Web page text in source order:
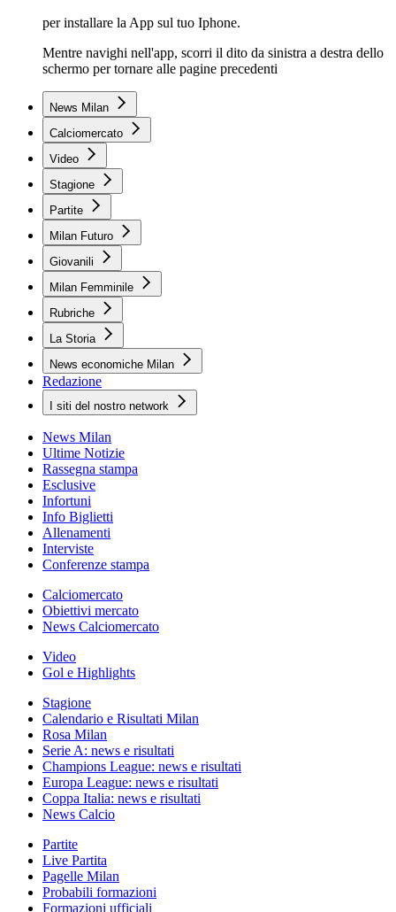
per installare la App sul tuo Iphone.
Mentre navighi nell'app, scorri il dito da sinistra a destra dello
schermo per tornare alle pagine precedenti
News Milan
Calciomercato
Video
Stagione
Partite
Milan Futuro
Giovanili
Milan Femminile
Rubriche
La Storia
News economiche Milan
Redazione
I siti del nostro network
News Milan
Ultime Notizie
Rassegna stampa
Esclusive
Infortuni
Info Biglietti
Allenamenti
Interviste
Conferenze stampa
Calciomercato
Obiettivi mercato
News Calciomercato
Video
Gol e Highlights
Stagione
Calendario e Risultati Milan
Rosa Milan
Serie A: news e risultati
Champions League: news e risultati
Europa League: news e risultati
Coppa Italia: news e risultati
News Calcio
Partite
Live Partita
Pagelle Milan
Probabili formazioni
Formazioni ufficiali